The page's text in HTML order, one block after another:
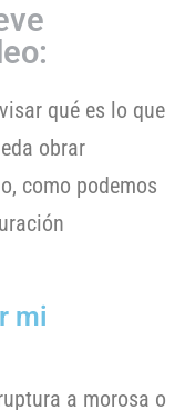
qué es lo que
obrar
como podemos
mi
a morosa o